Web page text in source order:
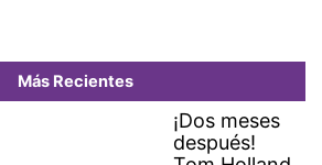
Más Recientes
¡Dos meses
después!